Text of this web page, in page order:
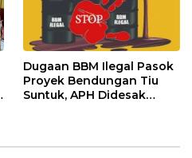
Dugaan BBM Ilegal Pasok
Proyek Bendungan Tiu
Suntuk, APH Didesak